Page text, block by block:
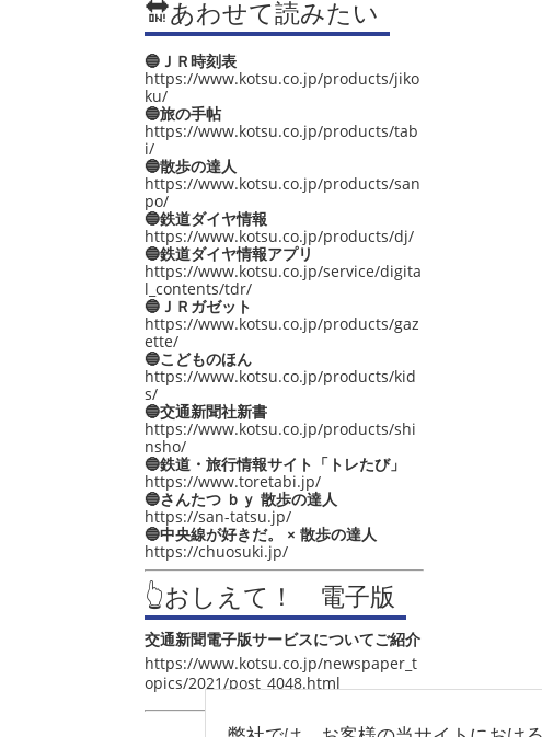
🔛あわせて読みたい
🔵ＪＲ時刻表
https://www.kotsu.co.jp/products/jiko
ku/
🔵旅の手帖
https://www.kotsu.co.jp/products/tab
i/
🔵散歩の達人
https://www.kotsu.co.jp/products/san
po/
🔵鉄道ダイヤ情報
https://www.kotsu.co.jp/products/dj/
🔵鉄道ダイヤ情報アプリ
https://www.kotsu.co.jp/service/digita
l_contents/tdr/
🔵ＪＲガゼット
https://www.kotsu.co.jp/products/gaz
ette/
🔵こどものほん
https://www.kotsu.co.jp/products/kid
s/
🔵交通新聞社新書
https://www.kotsu.co.jp/products/shi
nsho/
🔵鉄道・旅行情報サイト「トレたび」
https://www.toretabi.jp/
🔵さんたつ ｂｙ 散歩の達人
https://san-tatsu.jp/
🔵中央線が好きだ。 × 散歩の達人
https://chuosuki.jp/
👆おしえて！ 電子版
交通新聞電子版サービスについてご紹介
https://www.kotsu.co.jp/newspaper_t
opics/2021/post_4048.html